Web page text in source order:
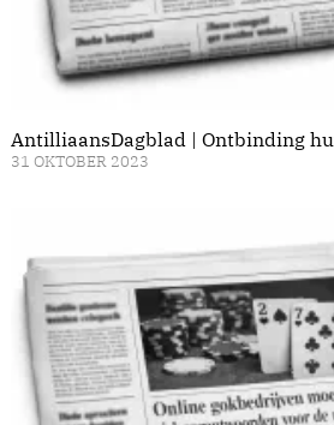
AntilliaansDagblad | Ontbinding
31 OKTOBER 2023